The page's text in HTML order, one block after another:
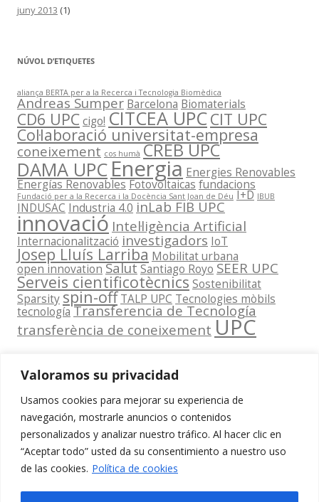
Valoramos su privacidad
Usamos cookies para mejorar su experiencia de
navegación, mostrarle anuncios o contenidos
personalizados y analizar nuestro tráfico. Al hacer clic en
“Aceptar todo” usted da su consentimiento a nuestro uso
de las cookies. Política de cookies
juny 2013 (1)
NÚVOL D’ETIQUETES
aliança BERTA per a la Recerca i Tecnologia Biomèdica
Andreas Sumper Barcelona Biomaterials
CD6 UPCcigo! CITCEA UPCCIT UPC
Col·laboració universitat-empresa
coneixement cos humà CREB UPC
DAMA UPC Energia Energies Renovables
Energías RenovablesFotovoltaicas fundacions
Fundació per a la Recerca i la Docència Sant Joan de Déu I+D IBUB
INDUSAC Industria 4.0 inLab FIB UPC
innovació Intel·ligència Artificial
Internacionalització investigadors IoT
Josep Lluís Larriba Mobilitat urbana
open innovation SalutSantiago Royo SEER UPC
Serveis cientificotècnics Sostenibilitat
Sparsityspin-off TALP UPC Tecnologies mòbils
tecnología Transferencia de Tecnología
transferència de coneixement UPC
Contacta
amb
nosaltres
Edifici
www.cit.upc.edu
Segueix-nos